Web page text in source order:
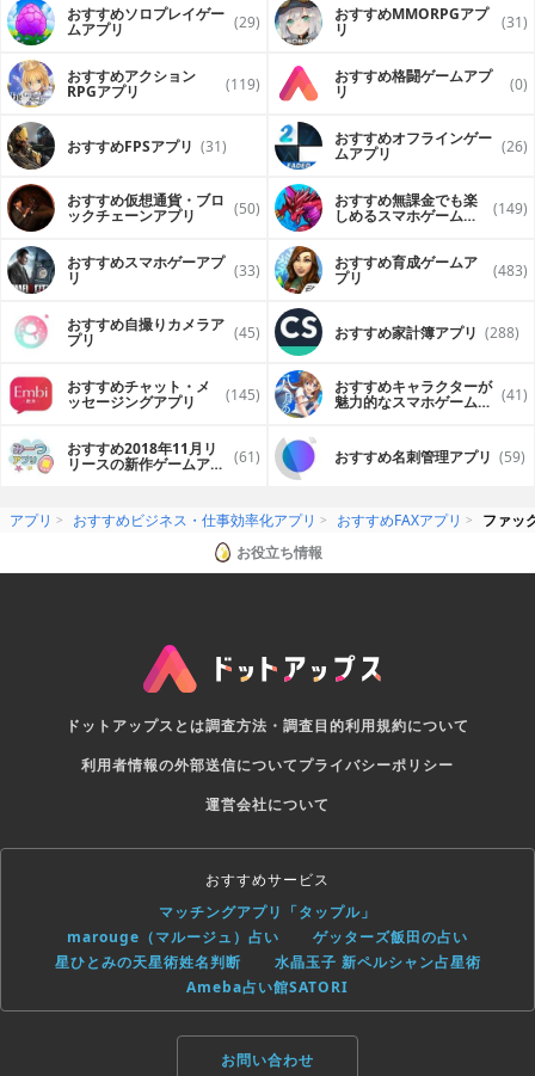
おすすめソロプレイゲー
ムアプリ (29) おすすめ MMORPGアプ
リ (31)
おすすめアクション
RPGアプリ (119) おすすめ格闘ゲームアプ
リ (0)
おすすめFPSアプリ (31) おすすめオフラインゲー
ムアプリ (26)
おすすめ仮想通貨・ブロ
ックチェーンアプリ (50) おすすめ無課金でも楽
しめるスマホゲームア (149)
おすすめスマホゲーアプ
リ (33) おすすめ育成ゲームア
プリ (483)
おすすめ自撮りカメラア
プリ (45) おすすめ家計簿アプリ (288)
おすすめチャット・メ
ッセージングアプリ (145) おすすめキャラクターが
魅力的なスマホゲームア (41)
おすすめ2018年11月リ
リースの新作ゲームアプ (61) おすすめ名刺管理アプリ (59)
アプリ おすすめビジネス・仕事効率化アプリ おすすめFAXアプリ
ファッ
お役立ち情報
ドットアップスとは調査方法・調査目的利用規約について
利用者情報の外部送信についてプライバシーポリシー
運営会社について
おすすめサービス
マッチングアプリ「タップル」
marouge（マルージュ）占い
ゲッターズ飯田の占い
星ひとみの天星術姓名判断
水晶玉子 新ペルシャン占星術
Ameba占い館SATORI
お問い合わせ